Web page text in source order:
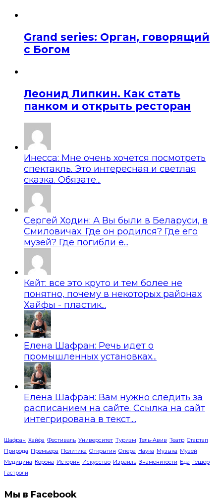
Grand series: Орган, говорящий
с Богом
Леонид Липкин. Как стать
панком и открыть ресторан
Инесса: Мне очень хочется посмотреть
спектакль. Это интересная и светлая
сказка. Обязате...
Сергей Ходин: А Вы были в Беларуси, в
Смиловичах. Где он родился? Где его
музей? Где погибли е...
Кейт: все это круто и тем более не
понятно, почему в некоторых районах
Хайфы - пластик...
Елена Шафран: Речь идет о
промышленных установках...
Елена Шафран: Вам нужно следить за
расписанием на сайте. Ссылка на сайт
интегрирована в текст....
Шафран Хайфа Фестиваль Университет Туризм Тель-Авив Театр Стартап
Природа Премьера Политика Открытия Опера Наука Музыка Музей
Медицина Корона История Искусство Израиль Знаменитости Еда Гешер
Гастроли
Мы в Facebook